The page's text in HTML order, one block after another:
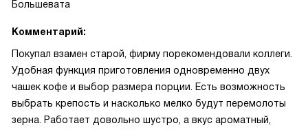
Большевата
Комментарий:
Покупал взамен старой, фирму порекомендовали коллеги.
Удобная функция приготовления одновременно двух
чашек кофе и выбор размера порции. Есть возможность
выбрать крепость и насколько мелко будут перемолоты
зерна. Работает довольно шустро, а вкус ароматный,